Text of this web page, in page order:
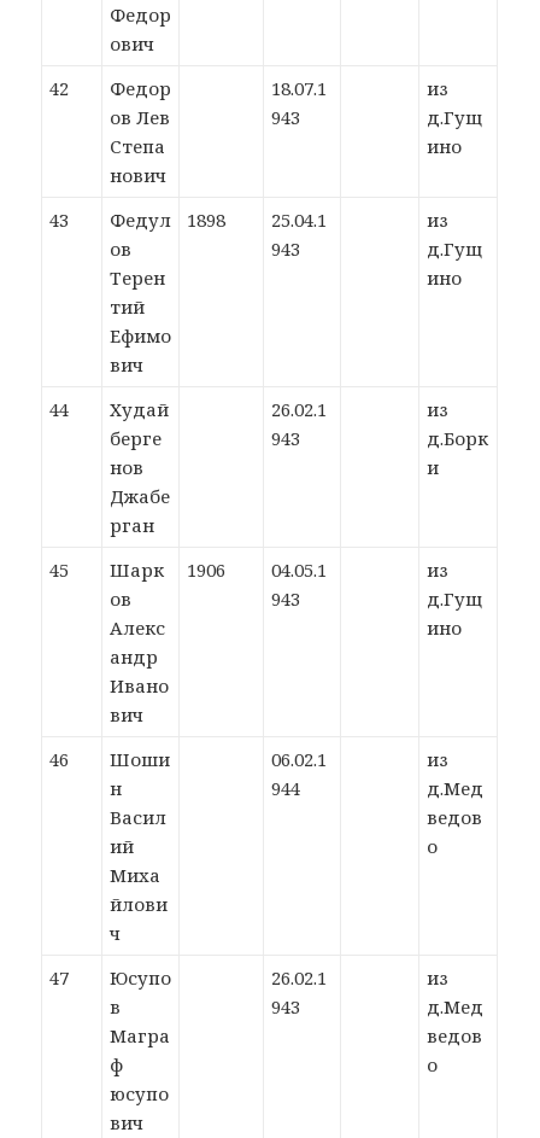
Федор
ович
42
Федор
ов Лев
Степа
нович
18.07.1
943
из
д.Гущ
ино
43
Федул
ов
Терен
тий
Ефимо
вич
1898
25.04.1
943
из
д.Гущ
ино
44
Худай
берге
нов
Джабе
рган
26.02.1
943
из
д.Борк
и
45
Шарк
ов
Алекс
андр
Ивано
вич
1906
04.05.1
943
из
д.Гущ
ино
46
Шоши
н
Васил
ий
Миха
йлови
ч
06.02.1
944
из
д.Мед
ведов
о
47
Юсупо
в
Магра
ф
юсупо
вич
26.02.1
943
из
д.Мед
ведов
о